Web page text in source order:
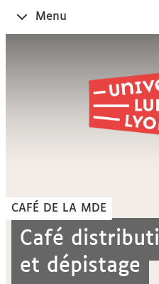
Ouvrir
le
Menu
CAFÉ DE LA MDE
Café
et dépistage